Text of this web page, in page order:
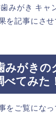
みがき キャ
を記事にさせ
みがきの
てみた
をご覧にな